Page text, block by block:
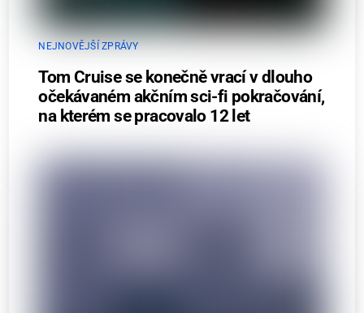
NEJNOVĚJŠÍ ZPRÁVY
Tom Cruise se konečně vrací v dlouho
očekávaném akčním sci-fi pokračování,
na kterém se pracovalo 12 let